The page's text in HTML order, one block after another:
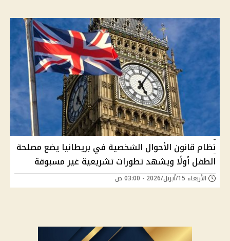
نظام قانون الأحوال الشخصية في بريطانيا يضع مصلحة
الطفل أولًا ويشهد تطورات تشريعية غير مسبوقة
الأربعاء 15/أبريل/2026 - 03:00 ص